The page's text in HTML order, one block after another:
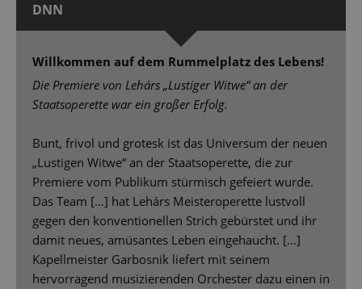
DNN
Willkommen auf dem Rummelplatz des Lebens!
Die Premiere von Lehárs „Lustiger Witwe“ an der
Staatsoperette war ein großer Erfolg.
Bunt, frivol und grotesk ist das Universum der neuen
„Lustigen Witwe“ an der Staatsoperette, die zur
Premiere vom Publikum stürmisch gefeiert wurde.
Das Team […] hat Lehárs Meisteroperette lustvoll
gegen den konventionellen Strich gebürstet und ihr
damit neues, amüsantes Leben eingehaucht. […]
Kapellmeister Garbosnik liefert mit seinem
hervorragend musizierenden Orchester dazu einen in